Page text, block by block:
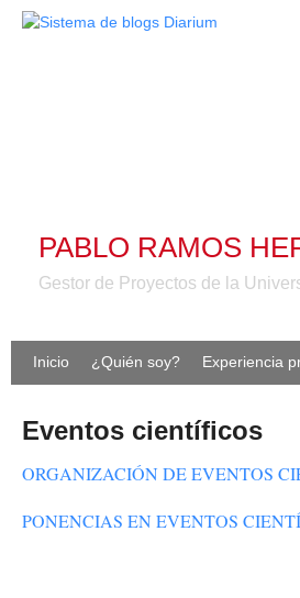
PABLO RAMOS
Gestor de Proyectos de la
Inicio ¿Quién soy? Experiencia
Eventos científicos
ORGANIZACIÓN DE EVENTOS
PONENCIAS EN EVENTOS